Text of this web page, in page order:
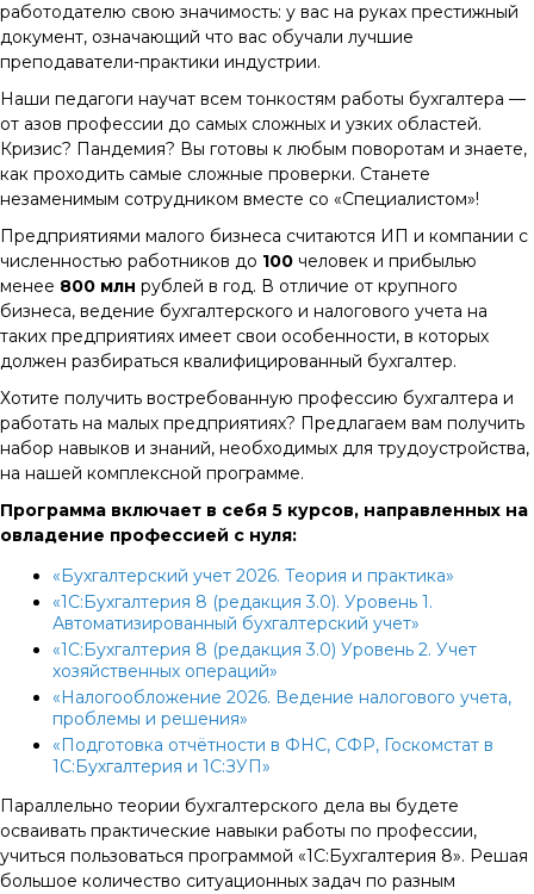
работодателю свою значимость: у вас на руках престижный
документ, означающий что вас обучали лучшие
преподаватели-практики индустрии.
Наши педагоги научат всем тонкостям работы бухгалтера —
от азов профессии до самых сложных и узких областей.
Кризис? Пандемия? Вы готовы к любым поворотам и знаете,
как проходить самые сложные проверки. Станете
незаменимым сотрудником вместе со «Специалистом»!
Предприятиями малого бизнеса считаются ИП и компании с
численностью работников до 100 человек и прибылью
менее 800 млн рублей в год. В отличие от крупного
бизнеса, ведение бухгалтерского и налогового учета на
таких предприятиях имеет свои особенности, в которых
должен разбираться квалифицированный бухгалтер.
Хотите получить востребованную профессию бухгалтера и
работать на малых предприятиях? Предлагаем вам получить
набор навыков и знаний, необходимых для трудоустройства,
на нашей комплексной программе.
Программа включает в себя 5 курсов, направленных на
овладение профессией с нуля:
«Бухгалтерский учет 2026. Теория и практика»
«1C:Бухгалтерия 8 (редакция 3.0). Уровень 1.
Автоматизированный бухгалтерский учет»
«1С:Бухгалтерия 8 (редакция 3.0) Уровень 2. Учет
хозяйственных операций»
«Налогообложение 2026. Ведение налогового учета,
проблемы и решения»
«Подготовка отчётности в ФНС, СФР, Госкомстат в
1С:Бухгалтерия и 1С:ЗУП»
Параллельно теории бухгалтерского дела вы будете
осваивать практические навыки работы по профессии,
учиться пользоваться программой «1C:Бухгалтерия 8». Решая
большое количество ситуационных задач по разным